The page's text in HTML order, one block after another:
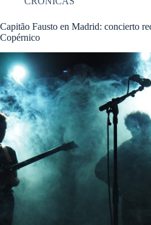
Capitão Fausto en Madrid: concierto
Copérnico